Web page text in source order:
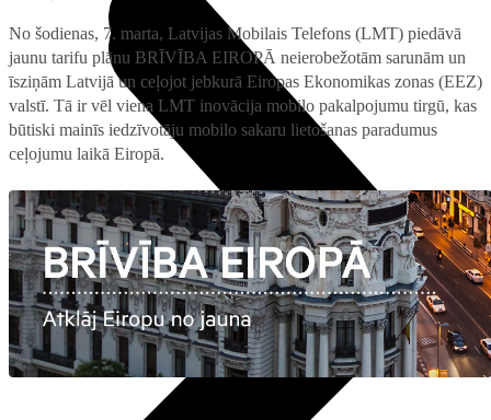
No šodienas, 7. marta, Latvijas Mobilais Telefons (LMT) piedāvā
jaunu tarifu plānu BRĪVĪBA EIROPĀ neierobežotām sarunām un
īsziņām Latvijā un ceļojot jebkurā Eiropas Ekonomikas zonas (EEZ)
valstī. Tā ir vēl viena LMT inovācija mobilo pakalpojumu tirgū, kas
būtiski mainīs iedzīvotāju mobilo sakaru lietošanas paradumus
ceļojumu laikā Eiropā.